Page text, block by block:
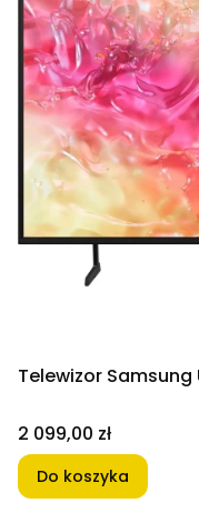
Telewizor Samsung
Cena
2 099,00 zł
Do koszyka